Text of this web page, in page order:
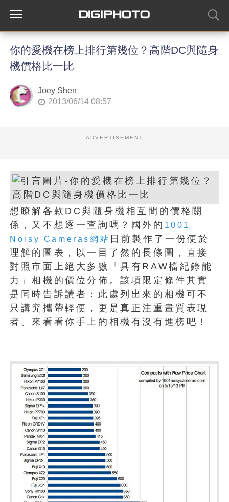
你的愛機在榜上排行第幾位？高階DC與隨身
機價格比一比
Joey Shen
2013/06/14 08:57
ADVERTISEMENT
想瞭解各款DC與隨身機相互間的價格關
係，又不想逐一查詢嗎？國外的 1001
Noisy Cameras網站 日前製作了一份便於
理解的圖表，以一目了然的長條圖，直接
對照市面上絕大多數「具有RAW檔紀錄能
力」相機的價位分佈。該項限定條件其實
是同時告訴讀者：此處列出來的相機可不
只講究攜帶輕便，更是真正注重畫質表現
者。來看看你手上的相機有沒有進榜吧！